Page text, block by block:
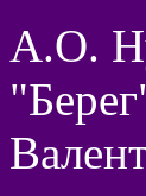
А.О.